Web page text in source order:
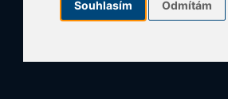
Souhlasím Odmítám